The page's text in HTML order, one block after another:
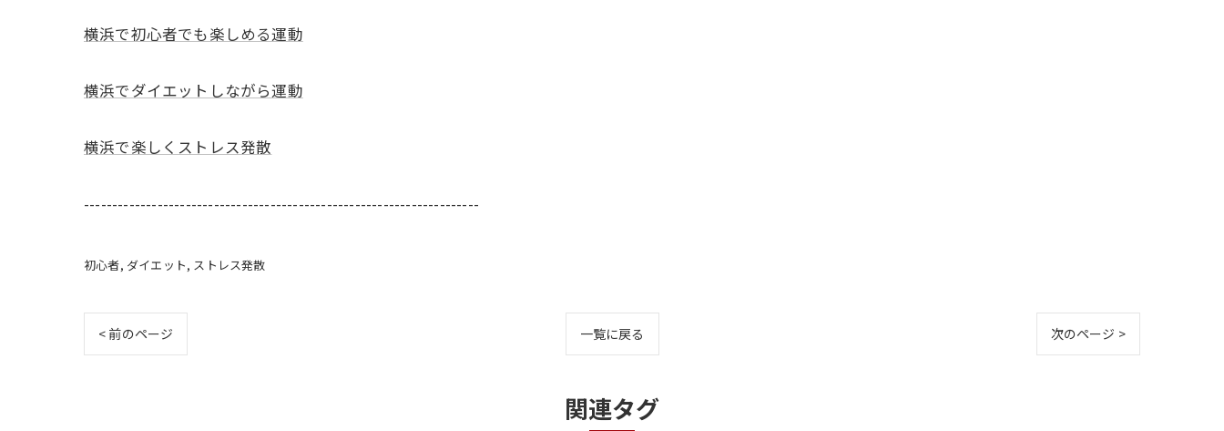
横浜で初心者でも楽しめる運動
横浜でダイエットしながら運動
横浜で楽しくストレス発散
----------------------------------------------------------------------
初心者 ダイエット ストレス発散
< 前のページ 一覧に戻る 次のページ >
関連タグ